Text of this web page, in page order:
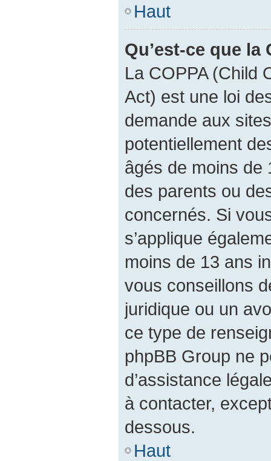
Haut
Qu’est-ce que la
La COPPA (Child
Act) est une loi
demande aux
potentiellement
âgés de moins de
des parents ou
concernés. Si
s’applique
moins de 13 ans
vous conseillons
juridique ou un
ce type de
phpBB Group ne
d’assistance
à contacter,
dessous.
Haut